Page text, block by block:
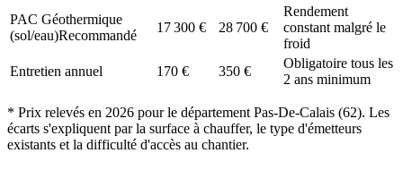
PAC Géothermique
(sol/eau)Recommandé
17 300 € 28 700 €
Rendement
constant malgré le
froid
Entretien annuel
170 € 350 €
Obligatoire tous les
2 ans minimum
* Prix relevés en 2026 pour le département Pas-De-Calais (62). Les
écarts s'expliquent par la surface à chauffer, le type d'émetteurs
existants et la difficulté d'accès au chantier.